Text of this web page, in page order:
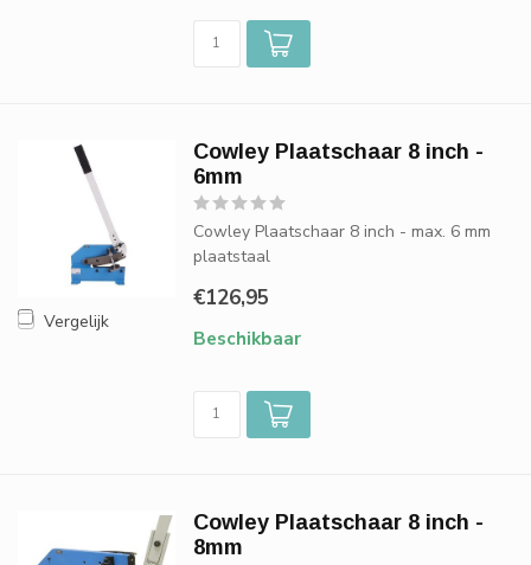
Vergelijk
Cowley Plaatschaar 8 inch -
6mm
Cowley Plaatschaar 8 inch - max. 6 mm
plaatstaal
€126,95
Beschikbaar
Cowley Plaatschaar 8 inch -
8mm